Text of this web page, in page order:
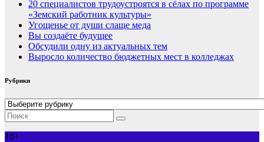
20 специалистов трудоустроятся в сёлах по программе
«Земский работник культуры»
Угощенье от души слаще меда
Вы создаёте будущее
Обсудили одну из актуальных тем
Выросло количество бюджетных мест в колледжах
Рубрики
Рубрики
16+